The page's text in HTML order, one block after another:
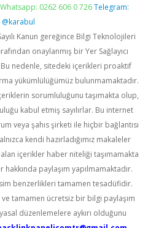
Whatsapp: 0262 606 0 726 Telegram:
@karabul
Kanun gereğince Bilgi Teknolojileri
onaylanmış bir Yer Sağlayıcı
nedenle, sitedeki içerikleri proaktif
yükümlülüğümüz bulunmamaktadır.
sorumluluğunu taşımakta olup,
kabul etmiş sayılırlar. Bu internet
veya şahıs şirketi ile hiçbir bağlantısı
kendi hazırladığımız makaleler
içerikler haber niteliği taşımamakta
paylaşım yapılmamaktadır.
benzerlikleri tamamen tesadüfidir.
ve tamamen ücretsiz bir bilgi paylaşım
düzenlemelere aykırı olduğunu